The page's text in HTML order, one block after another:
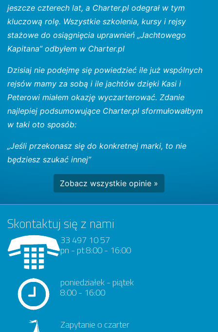
jeszcze czterech lat, a Charter.pl odegrał w tym
kluczową rolę. Wszystkie szkolenia, kursy i rejsy
stażowe do osiągnięcia uprawnień „Jachtowego
Kapitana” odbyłem w Charter.pl
Dzisiaj nie podejmę się powiedzieć ile już wspólnych
rejsów mamy za sobą i ile jachtów dzięki Kasi i
Peterowi miałem okazję wyczarterować. Zdanie
najlepiej podsumowujące Charter.pl sformułowałbym
w taki oto sposób:
„Jeśli przekonasz się do konkretnej marki, to nie
będziesz szukać innej”
Zobacz wszystkie opinie »
Skontaktuj się z nami
33 497 10 57
pn - pt 8:00 - 16:00
poniedziałek - piątek
8:00 - 16:00
Zapytanie o czarter